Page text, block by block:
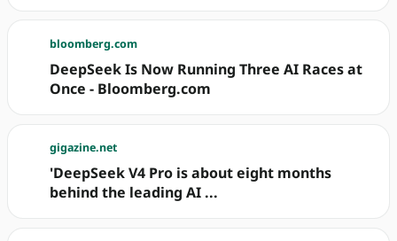
bloomberg.com
DeepSeek Is Now Running Three AI Races at
Once - Bloomberg.com
gigazine.net
'DeepSeek V4 Pro is about eight months
behind the leading AI ...